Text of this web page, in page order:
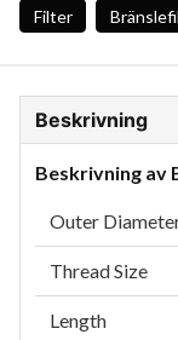
Filter
Beskrivning
Beskrivning av
Outer
Thread Size
Length